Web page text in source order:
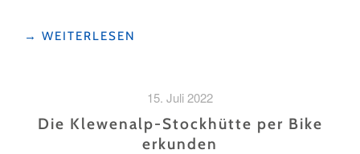
"ROUTE
TAGEN
→ WEITERLESEN
15. Juli 2022
Die Klewenalp-Stockhütte per Bike
erkunden